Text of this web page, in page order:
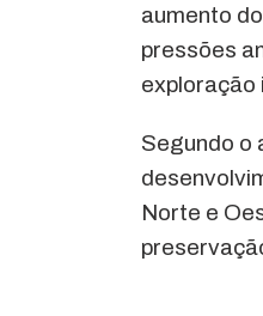
aumento
pressões
exploração
Segundo o
Norte e